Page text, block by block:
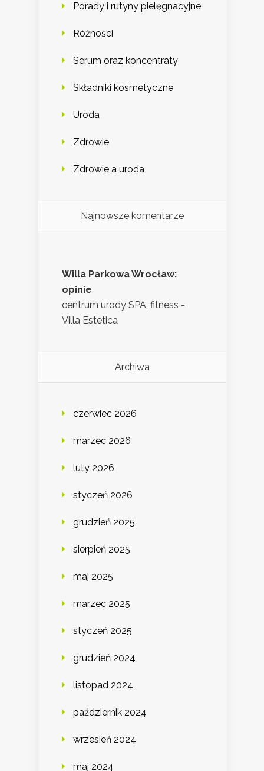
Porady i rutyny pielęgnacyjne
Różności
Serum oraz koncentraty
Składniki kosmetyczne
Uroda
Zdrowie
Zdrowie a uroda
Najnowsze komentarze
Willa Parkowa Wrocław:
opinie
centrum urody SPA, fitness -
Villa Estetica
Archiwa
czerwiec 2026
marzec 2026
luty 2026
styczeń 2026
grudzień 2025
sierpień 2025
maj 2025
marzec 2025
styczeń 2025
grudzień 2024
listopad 2024
październik 2024
wrzesień 2024
maj 2024